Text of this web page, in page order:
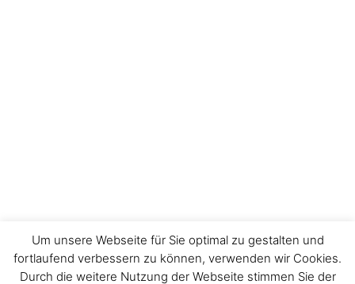
Um unsere Webseite für Sie optimal zu gestalten und
fortlaufend verbessern zu können, verwenden wir Cookies.
Durch die weitere Nutzung der Webseite stimmen Sie der